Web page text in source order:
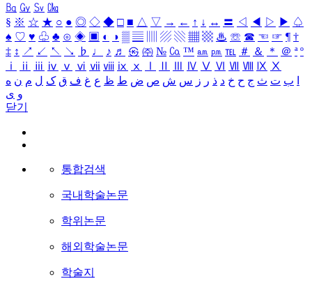
㏃ ㏉ ㏜ ㏆
§ ※ ☆ ★ ○ ● ◎ ◇ ◆ □ ■ △ ▽ → ← ↑ ↓ ↔ 〓 ◁ ◀ ▷ ▶ ♤
♠ ♡ ♥ ♧ ♣ ⊙ ◈ ▣ ◐ ◑ ▒ ▤ ▨ ▧ ▦ ▩ ♨ ☏ ☎ ☜ ☞ ¶ †
‡ ↕ ↗ ↙ ↖ ↘ ♭ ♩ ♪ ♬ ㉿ ㈜ № ㏇ ™ ㏂ ㏘ ℡ ＃ ＆ ＊ ＠ ª º
ⅰ
ⅱ ⅲ ⅳ ⅴ ⅵ ⅶ ⅷ ⅸ ⅹ Ⅳ Ⅴ Ⅵ Ⅶ Ⅷ Ⅸ Ⅹ
ب ت ث ج ح خ د ذ ر ز س ش ص ض ط ظ ع غ ف ق ک ل م ن ه
و ی
닫기
통합검색
국내학술논문
학위논문
해외학술논문
학술지